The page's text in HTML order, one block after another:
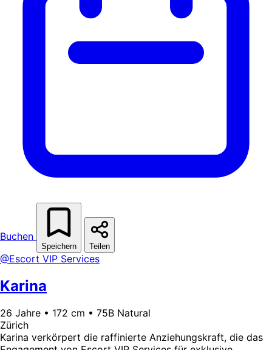
Buchen
Speichern Teilen
@Escort VIP Services
Karina
26 Jahre • 172 cm • 75B Natural
Zürich
Karina verkörpert die raffinierte Anziehungskraft, die das